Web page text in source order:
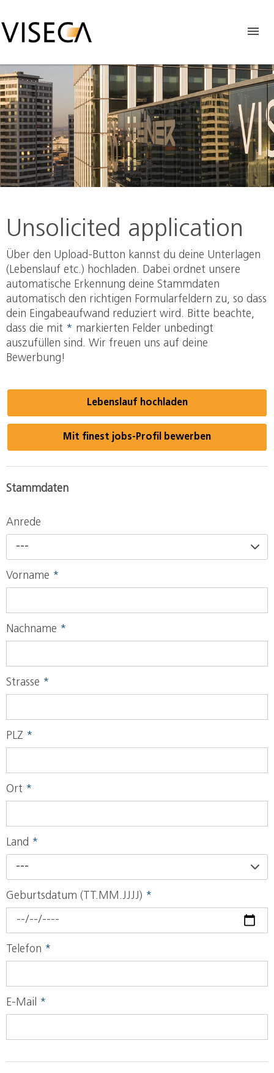
Unsolicited application
Über den Upload-Button kannst du deine Unterlagen
(Lebenslauf etc.) hochladen. Dabei ordnet unsere
automatische Erkennung deine Stammdaten
automatisch den richtigen Formularfeldern zu, so dass
dein Eingabeaufwand reduziert wird. Bitte beachte,
dass die mit * markierten Felder unbedingt
auszufüllen sind. Wir freuen uns auf deine
Bewerbung!
Lebenslauf hochladen
Mit finest jobs-Profil bewerben
Stammdaten
Anrede
---
Vorname *
Nachname *
Strasse *
PLZ *
Ort *
Land *
---
Geburtsdatum (TT.MM.JJJJ) *
Telefon *
E-Mail *